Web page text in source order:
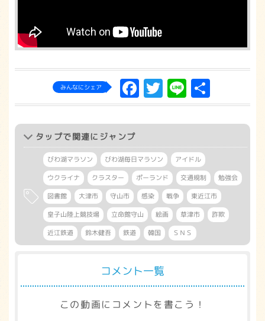
みんなにシェア Facebook
Twitter
Line
有
タップで関連にジャンプ
びわ湖マラソン びわ湖毎日マラソン
アイドル
ウクライナ
クラスター ポーランド 交通規制
勉強会
図書館
大津市 守山市 感染 戦争
東近江市
皇子山陸上競技場
立命館守山 絵画 草津市
詐欺
近江鉄道
鈴木健吾 鉄道 韓国 ＳＮＳ
コメント一覧
この動画にコメントを書こう！